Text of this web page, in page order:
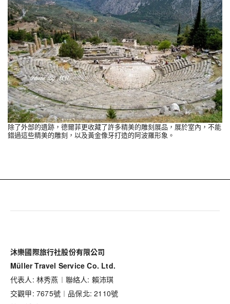
除了外部的遺跡，德爾菲更收藏了許多精美的雕刻展品，展於室內，不能
錯過這些精美的雕刻，以及黃金像牙打造的阿波羅形象。
沐樂國際旅行社股份有限公司
Müller Travel Service Co. Ltd.
代表人: 林秀燕︱聯絡人: 賴沛琪
交觀甲: 7675號︱品保北: 2110號